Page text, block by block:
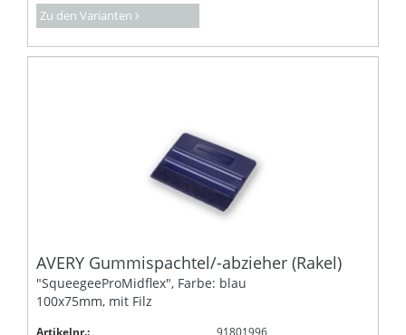
Zu den Varianten
AVERY Gummispachtel/-abzieher (Rakel)
"SqueegeeProMidflex", Farbe: blau
100x75mm, mit Filz
Artikelnr.: 91801996